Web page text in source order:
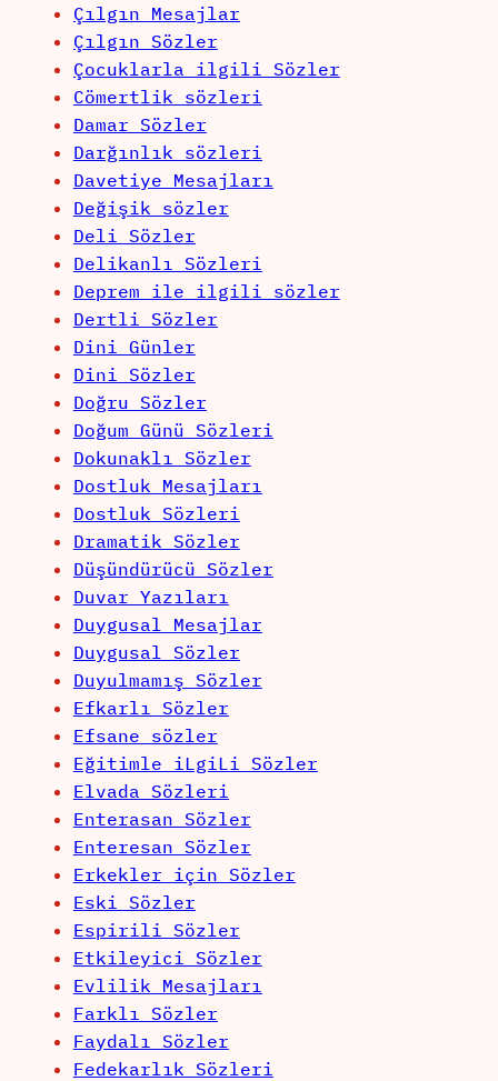
Çılgın Mesajlar
Çılgın Sözler
Çocuklarla ilgili Sözler
Cömertlik sözleri
Damar Sözler
Darğınlık sözleri
Davetiye Mesajları
Değişik sözler
Deli Sözler
Delikanlı Sözleri
Deprem ile ilgili sözler
Dertli Sözler
Dini Günler
Dini Sözler
Doğru Sözler
Doğum Günü Sözleri
Dokunaklı Sözler
Dostluk Mesajları
Dostluk Sözleri
Dramatik Sözler
Düşündürücü Sözler
Duvar Yazıları
Duygusal Mesajlar
Duygusal Sözler
Duyulmamış Sözler
Efkarlı Sözler
Efsane sözler
Eğitimle iLgiLi Sözler
Elvada Sözleri
Enterasan Sözler
Enteresan Sözler
Erkekler için Sözler
Eski Sözler
Espirili Sözler
Etkileyici Sözler
Evlilik Mesajları
Farklı Sözler
Faydalı Sözler
Fedekarlık Sözleri